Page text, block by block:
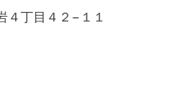
４丁目４２−１１